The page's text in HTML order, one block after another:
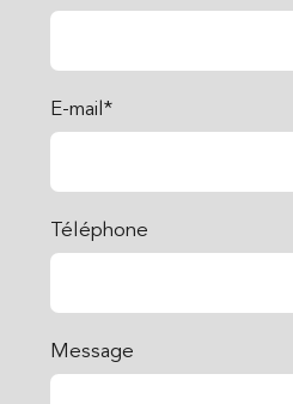
E-mail*
Téléphone
Message